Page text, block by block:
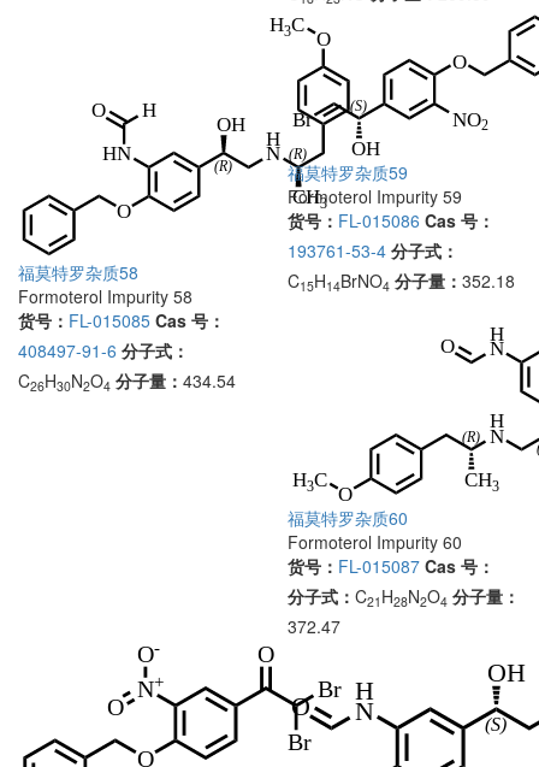
福莫特罗杂质58
Formoterol Impurity 58
货号： FL-015085 Cas 号：
408497-91-6 分子式：
C26H30N2O4 分子量： 434.54
福莫特罗杂质59
Formoterol Impurity 59
货号： FL-015086 Cas 号：
193761-53-4 分子式：
C15H14BrNO4 分子量： 352.18
福莫特罗杂质60
Formoterol Impurity 60
货号： FL-015087 Cas 号：
分子式： C21 H28N2O4 分子量：
372.47